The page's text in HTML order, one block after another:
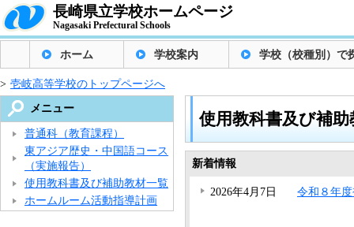
長崎県立学校ホームページ
Nagasaki Prefectural Schools
ホーム 学校案内 学校（校種別）で
> 壱岐高等学校のトップページへ
使用教科書及び補助
新着情報
2026年4月7日 令和８年
メニュー
普通科（教育課程）
東アジア歴史・中国語コース
（実施報告）
使用教科書及び補助教材一覧
ホームルーム活動指導計画